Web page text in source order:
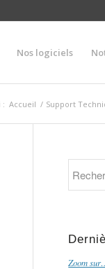
Nos logiciels
: Accueil / Support
Zoom